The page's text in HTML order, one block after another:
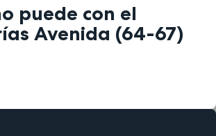
puede con el
Avenida (64-67)